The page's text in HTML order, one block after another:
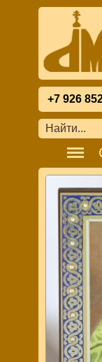
+7 926